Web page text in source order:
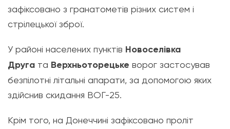
зафіксовано з гранатометів різних систем і
стрілецької зброї.
У районі населених пунктів Новоселівка
Друга та Верхньоторецьке ворог застосував
безпілотні літальні апарати, за допомогою яких
здійснив скидання ВОГ-25.
Крім того, на Донеччині зафіксовано проліт